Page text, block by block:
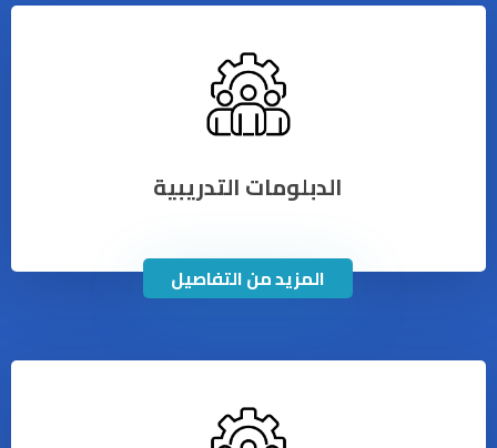
الدبلومات التدريبية
المزيد من التفاصيل